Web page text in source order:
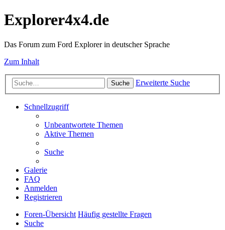
Explorer4x4.de
Das Forum zum Ford Explorer in deutscher Sprache
Zum Inhalt
Suche Erweiterte Suche
Schnellzugriff
Unbeantwortete Themen
Aktive Themen
Suche
Galerie
FAQ
Anmelden
Registrieren
Foren-Übersicht Häufig gestellte Fragen
Suche